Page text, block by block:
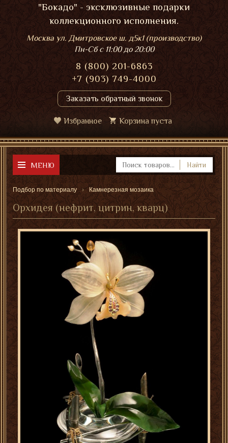
"Бокадо" - эксклюзивные подарки
коллекционного исполнения.
Москва ул. Дмитровское ш. д5к1 (производство)
Пн-Сбс 11:00 до 20:00
8 (800) 201-6863
+7 (903) 749-4000
Заказать обратный звонок
Избранное Корзина пуста
МЕНЮ Найти
Подбор по материалу Камнерезная мозаика
Орхидея (нефрит, цитрин, кварц)